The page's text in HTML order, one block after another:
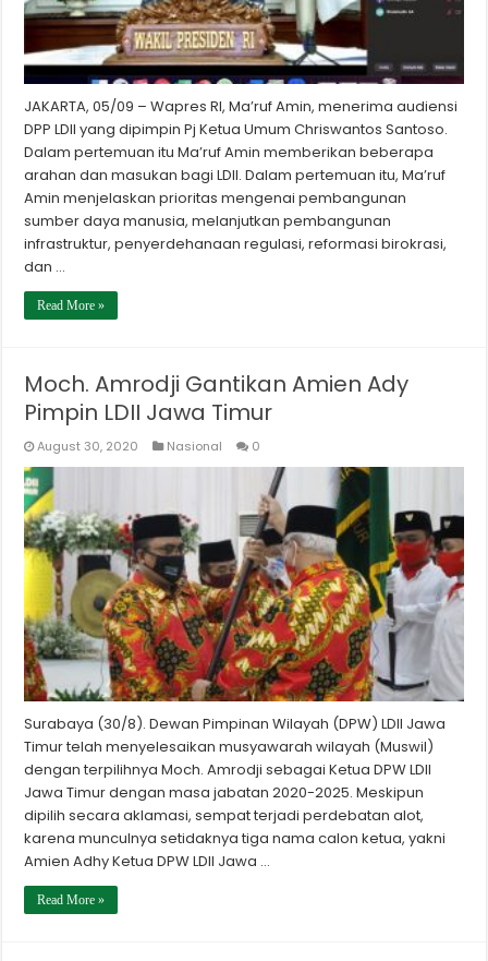
JAKARTA, 05/09 – Wapres RI, Ma’ruf Amin, menerima audiensi
DPP LDII yang dipimpin Pj Ketua Umum Chriswantos Santoso.
Dalam pertemuan itu Ma’ruf Amin memberikan beberapa
arahan dan masukan bagi LDII. Dalam pertemuan itu, Ma’ruf
Amin menjelaskan prioritas mengenai pembangunan
sumber daya manusia, melanjutkan pembangunan
infrastruktur, penyerdehanaan regulasi, reformasi birokrasi,
dan …
Read More »
Moch. Amrodji Gantikan Amien Ady
Pimpin LDII Jawa Timur
August 30, 2020 Nasional 0
Surabaya (30/8). Dewan Pimpinan Wilayah (DPW) LDII Jawa
Timur telah menyelesaikan musyawarah wilayah (Muswil)
dengan terpilihnya Moch. Amrodji sebagai Ketua DPW LDII
Jawa Timur dengan masa jabatan 2020-2025. Meskipun
dipilih secara aklamasi, sempat terjadi perdebatan alot,
karena munculnya setidaknya tiga nama calon ketua, yakni
Amien Adhy Ketua DPW LDII Jawa …
Read More »